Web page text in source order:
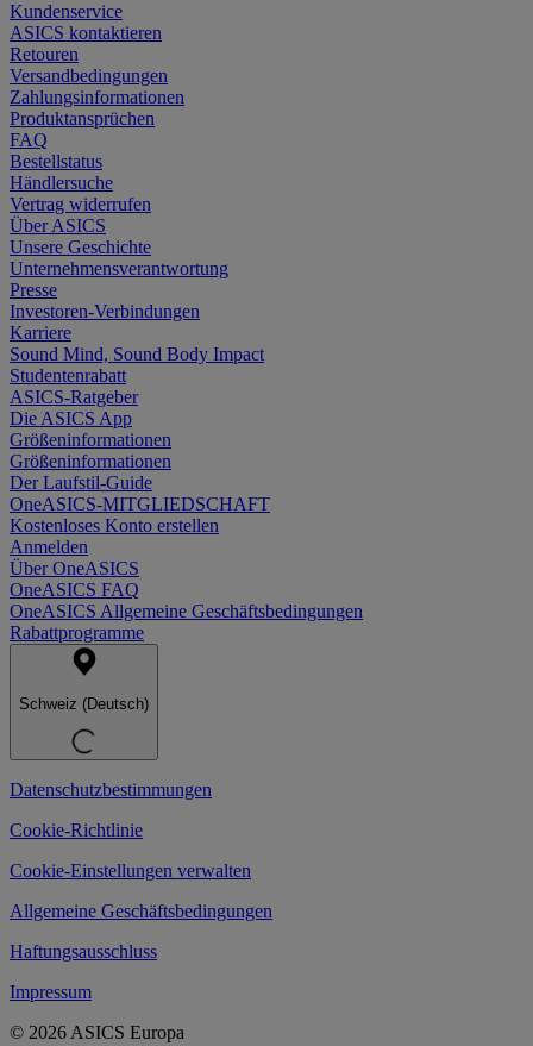
Kundenservice
ASICS kontaktieren
Retouren
Versandbedingungen
Zahlungsinformationen
Produktansprüchen
FAQ
Bestellstatus
Händlersuche
Vertrag widerrufen
Über ASICS
Unsere Geschichte
Unternehmensverantwortung
Presse
Investoren-Verbindungen
Karriere
Sound Mind, Sound Body Impact
Studentenrabatt
ASICS-Ratgeber
Die ASICS App
Größeninformationen
Größeninformationen
Der Laufstil-Guide
OneASICS-MITGLIEDSCHAFT
Kostenloses Konto erstellen
Anmelden
Über OneASICS
OneASICS FAQ
OneASICS Allgemeine Geschäftsbedingungen
Rabattprogramme
Schweiz (Deutsch)
Datenschutzbestimmungen
Cookie-Richtlinie
Cookie-Einstellungen verwalten
Allgemeine Geschäftsbedingungen
Haftungsausschluss
Impressum
© 2026 ASICS Europa